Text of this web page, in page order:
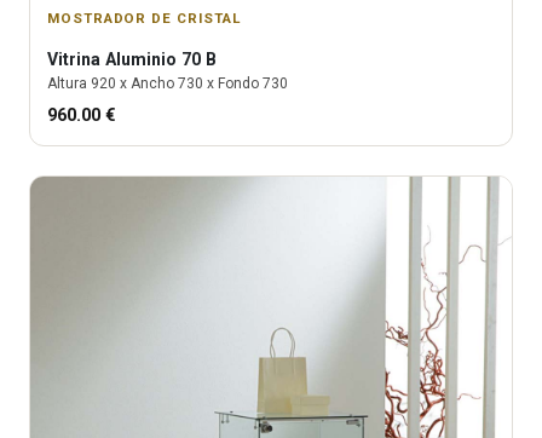
MOSTRADOR DE CRISTAL
Vitrina Aluminio 70 B
Altura 920 x Ancho 730 x Fondo 730
960.00 €